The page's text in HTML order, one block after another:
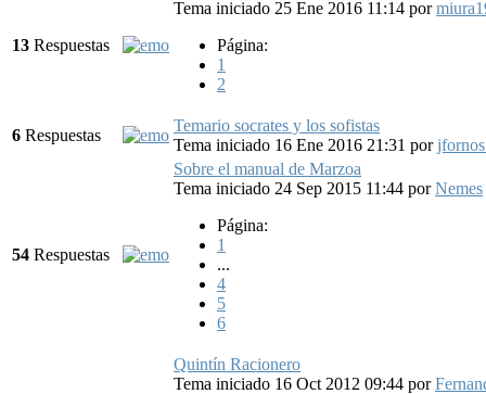
13 Respuestas
Tema iniciado 25 Ene 2016 11:14 por
Página:
1
2
6 Respuestas
Temario socrates y los sofistas
Tema iniciado 16 Ene 2016 21:31 por
54 Respuestas
Sobre el manual de Marzoa
Tema iniciado 24 Sep 2015 11:44 porNemes
Página:
1
...
4
5
6
Quintín Racionero
Tema iniciado 16 Oct 2012 09:44 por